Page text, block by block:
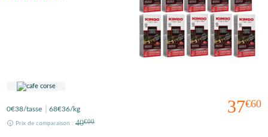
37€60
0€38/tasse 68€36/kg
Prix de comparaison : 40€00